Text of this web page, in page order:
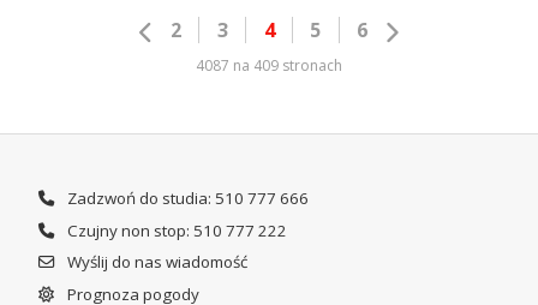
2 3 4 5 6
4087 na 409 stronach
Zadzwoń do studia: 510 777 666
Czujny non stop: 510 777 222
Wyślij do nas wiadomość
Prognoza pogody